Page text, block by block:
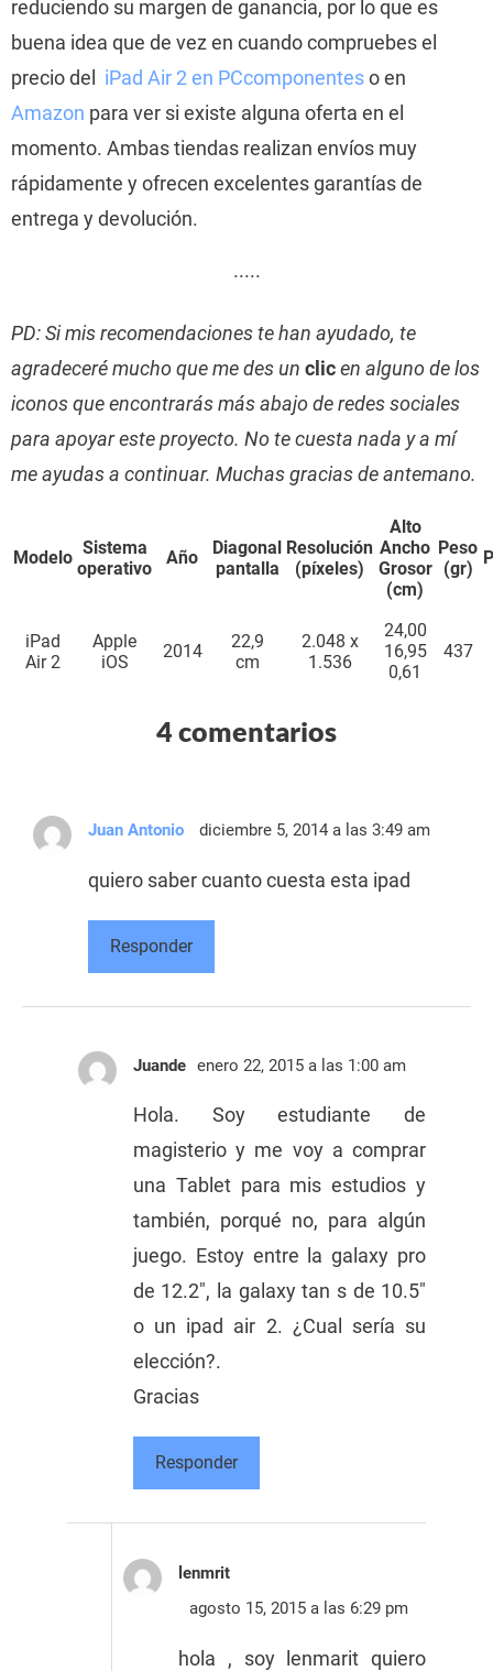
reduciendo su margen de ganancia, por lo que es
buena idea que de vez en cuando compruebes el
precio del iPad Air 2 en PCcomponenteso en
Amazon para ver si existe alguna oferta en el
momento. Ambas tiendas realizan envíos muy
rápidamente y ofrecen excelentes garantías de
entrega y devolución.
·····
PD: Si mis recomendaciones te han ayudado, te
agradeceré mucho que me des un clicen alguno de los
iconos que encontrarás más abajo de redes sociales
para apoyar este proyecto. No te cuesta nada y a mí
me ayudas a continuar. Muchas gracias de antemano.
Modelo Sistema
operativo
Año
Diagonal
pantalla
Resolución
(píxeles)
Alto
Ancho
Grosor
(cm)
Peso
(gr)
iPad
Air 2
Apple
iOS
2014
22,9
cm
2.048 x
1.536
24,00
16,95
0,61
437
4 comentarios
Juan Antonio diciembre 5, 2014 a las 3:49 am
quiero saber cuanto cuesta esta ipad
Responder
Juande enero 22, 2015 a las 1:00 am
Hola. Soy estudiante de
magisterio y me voy a comprar
una Tablet para mis estudios y
también, porqué no, para algún
juego. Estoy entre la galaxy pro
de 12.2″, la galaxy tan s de 10.5″
o un ipad air 2. ¿Cual sería su
elección?.
Gracias
Responder
lenmrit
agosto 15, 2015 a las 6:29 pm
hola , soy lenmarit quiero